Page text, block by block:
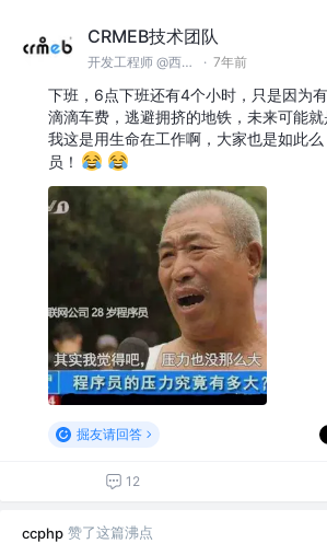
CRMEB技术团队
开发工程师 @西安众邦网络科技有限公司 · 7年前
下班，6点下班还有4个小时，只是因为
滴滴车费，逃避拥挤的地铁，未来可能就
我这是用生命在工作啊，大家也是如此
员！
掘友请回答
12
ccphp 赞了这篇沸点